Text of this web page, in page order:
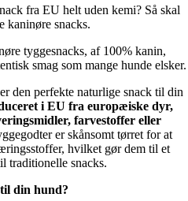
fra EU helt uden kemi? Så skal
kaninøre snacks.
tyggesnacks, af 100% kanin,
smag som mange hunde elsker.
den perfekte naturlige snack til din
i EU fra europæiske dyr,
farvestoffer eller
er skånsomt tørret for at
hvilket gør dem til et
traditionelle snacks.
din hund?